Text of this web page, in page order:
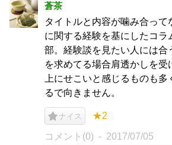
蒼茶
タイトルと内容が噛み合って
に関する経験を基にしたコラ
部。経験談を見たい人には合
を求めてる場合肩透かしを受
上にせこいと感じるものも多
るで向きません。
ナイス ★2
コメント(0) 2017/07/05